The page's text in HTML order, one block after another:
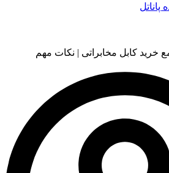
پاناتل
خرید کابل مخابراتی | نکات مهم